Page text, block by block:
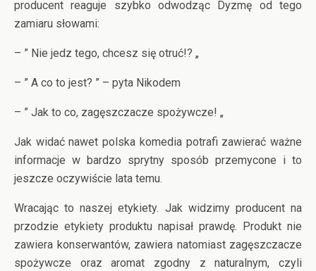
producent reaguje szybko odwodząc Dyzmę od tego
zamiaru słowami:
– ” Nie jedz tego, chcesz się otruć!? „
– ” A co to jest? ” – pyta Nikodem
– ” Jak to co, zagęszczacze spożywcze! „
Jak widać nawet polska komedia potrafi zawierać ważne
informacje w bardzo sprytny sposób przemycone i to
jeszcze oczywiście lata temu.
Wracając to naszej etykiety. Jak widzimy producent na
przodzie etykiety produktu napisał prawdę. Produkt nie
zawiera konserwantów, zawiera natomiast zagęszczacze
spożywcze oraz aromat zgodny z naturalnym, czyli